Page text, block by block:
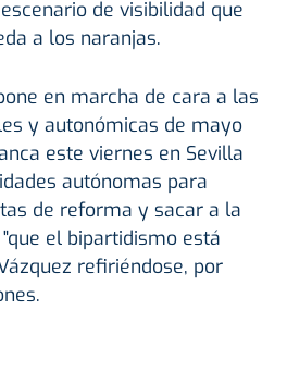
de visibilidad que
a los naranjas.
en marcha de cara a las
y autonómicas de mayo
este viernes en Sevilla
autónomas para
de reforma y sacar a la
el bipartidismo está
refiriéndose, por